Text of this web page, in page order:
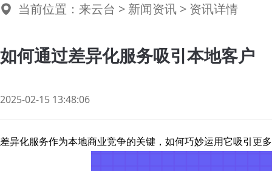
当前位置： 来云台 > 新闻资讯 > 资讯详情
如何通过差异化服务吸引本地客户
2025-02-15 13:48:06
差异化服务作为本地商业竞争的关键，如何巧妙运用它吸引更